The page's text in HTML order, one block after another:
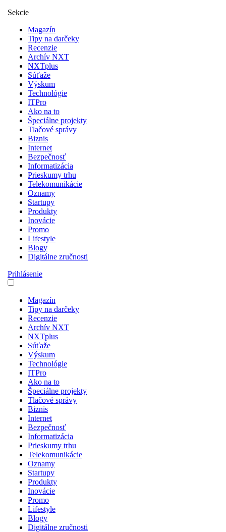
Sekcie
Magazín
Tipy na darčeky
Recenzie
Archív NXT
NXTplus
Súťaže
Výskum
Technológie
ITPro
Ako na to
Špeciálne projekty
Tlačové správy
Biznis
Internet
Bezpečnosť
Informatizácia
Prieskumy trhu
Telekomunikácie
Oznamy
Startupy
Produkty
Inovácie
Promo
Lifestyle
Blogy
Digitálne zručnosti
Prihlásenie
Magazín
Tipy na darčeky
Recenzie
Archív NXT
NXTplus
Súťaže
Výskum
Technológie
ITPro
Ako na to
Špeciálne projekty
Tlačové správy
Biznis
Internet
Bezpečnosť
Informatizácia
Prieskumy trhu
Telekomunikácie
Oznamy
Startupy
Produkty
Inovácie
Promo
Lifestyle
Blogy
Digitálne zručnosti